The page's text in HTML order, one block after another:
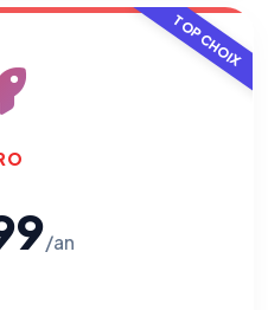
TOP CHOIX
/an
les Courriels).